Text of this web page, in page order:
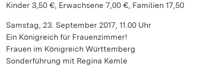
Kinder 3,50 €, Erwachsene 7,00 €, Familien 17,50
Samstag, 23. September 2017, 11.00 Uhr
Ein Königreich für Frauenzimmer!
Frauen im Königreich Württemberg
Sonderführung mit Regina Kemle